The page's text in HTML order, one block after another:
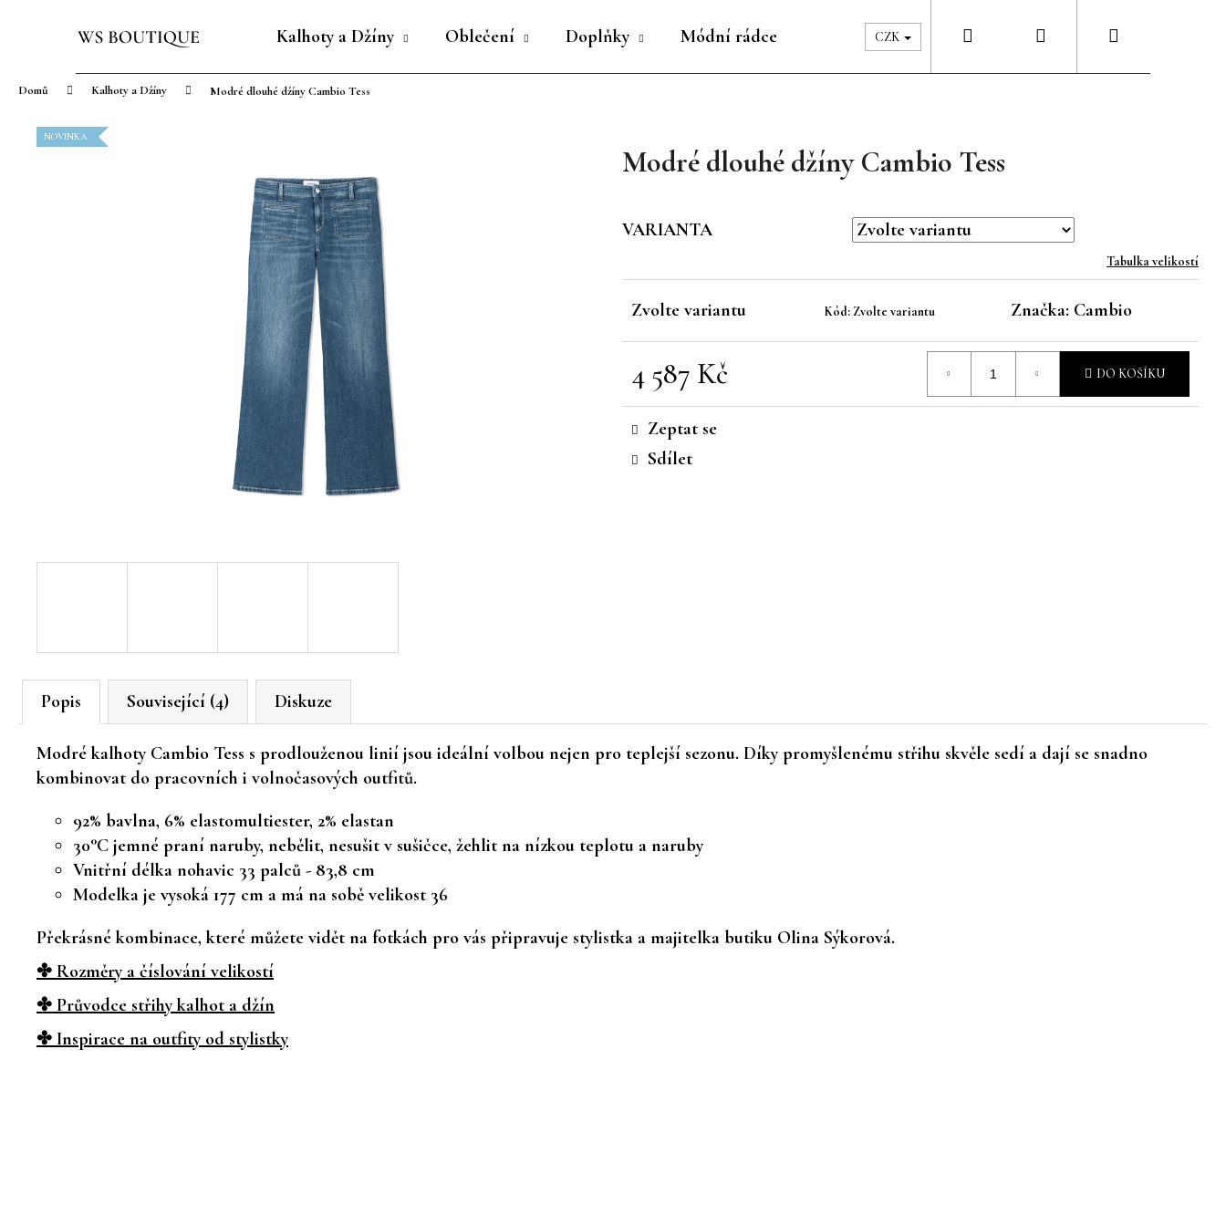
Kalhoty a Džíny Oblečení Doplňky Módní rádce Péče & Šatník Kontakty
CZK Přihlášení
Domů Kalhoty a Džíny Modré dlouhé džíny Cambio Tess
Modré dlouhé džíny Cambio Tess
VARIANTA
Tabulka velikostí
Zvolte variantu Kód: Zvolte variantu Značka: Cambio
4 587 Kč
Měrná
cena:
DO KOŠÍKU
Zeptat se
Sdílet
NOVINKA
Popis Související (4) Diskuze
Modré kalhoty Cambio Tess s prodlouženou linií jsou ideální volbou nejen pro teplejší sezonu. Díky promyšlenému střihu skvěle sedí a dají se snadno
kombinovat do pracovních i volnočasových outfitů.
92% bavlna, 6% elastomultiester, 2% elastan
30°C jemné praní naruby, nebělit, nesušit v sušičce, žehlit na nízkou teplotu a naruby
Vnitřní délka nohavic 33 palců - 83,8 cm
Modelka je vysoká 177 cm a má na sobě velikost 36
Překrásné kombinace, které můžete vidět na fotkách pro vás připravuje stylistka a majitelka butiku Olina Sýkorová.
✤ Rozměry a číslování velikostí
✤ Průvodce střihy kalhot a džín
✤ Inspirace na outfity od stylistky
Zpět
obchodu
Zpět
obchodu
HLEDAT